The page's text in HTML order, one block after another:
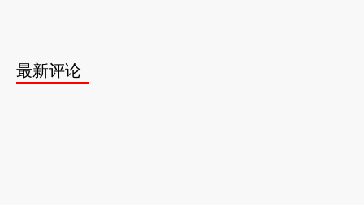
最新评论